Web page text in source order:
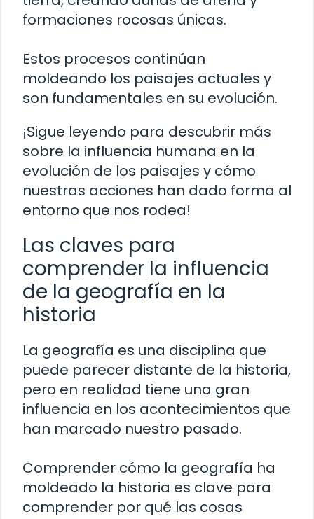
formaciones rocosas únicas.
Estos procesos continúan
moldeando los paisajes actuales y
son fundamentales en su evolución.
¡Sigue leyendo para descubrir más
sobre la influencia humana en la
evolución de los paisajes y cómo
nuestras acciones han dado forma al
entorno que nos rodea!
Las claves para
comprender la influencia
de la geografía en la
historia
La geografía es una disciplina que
puede parecer distante de la historia,
pero en realidad tiene una gran
influencia en los acontecimientos que
han marcado nuestro pasado.
Comprender cómo la geografía ha
moldeado la historia es clave para
comprender por qué las cosas